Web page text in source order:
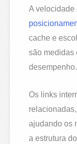
A velocidade
cache e
são medidas
desempenho.
Os links
ajudando os
a estrutura